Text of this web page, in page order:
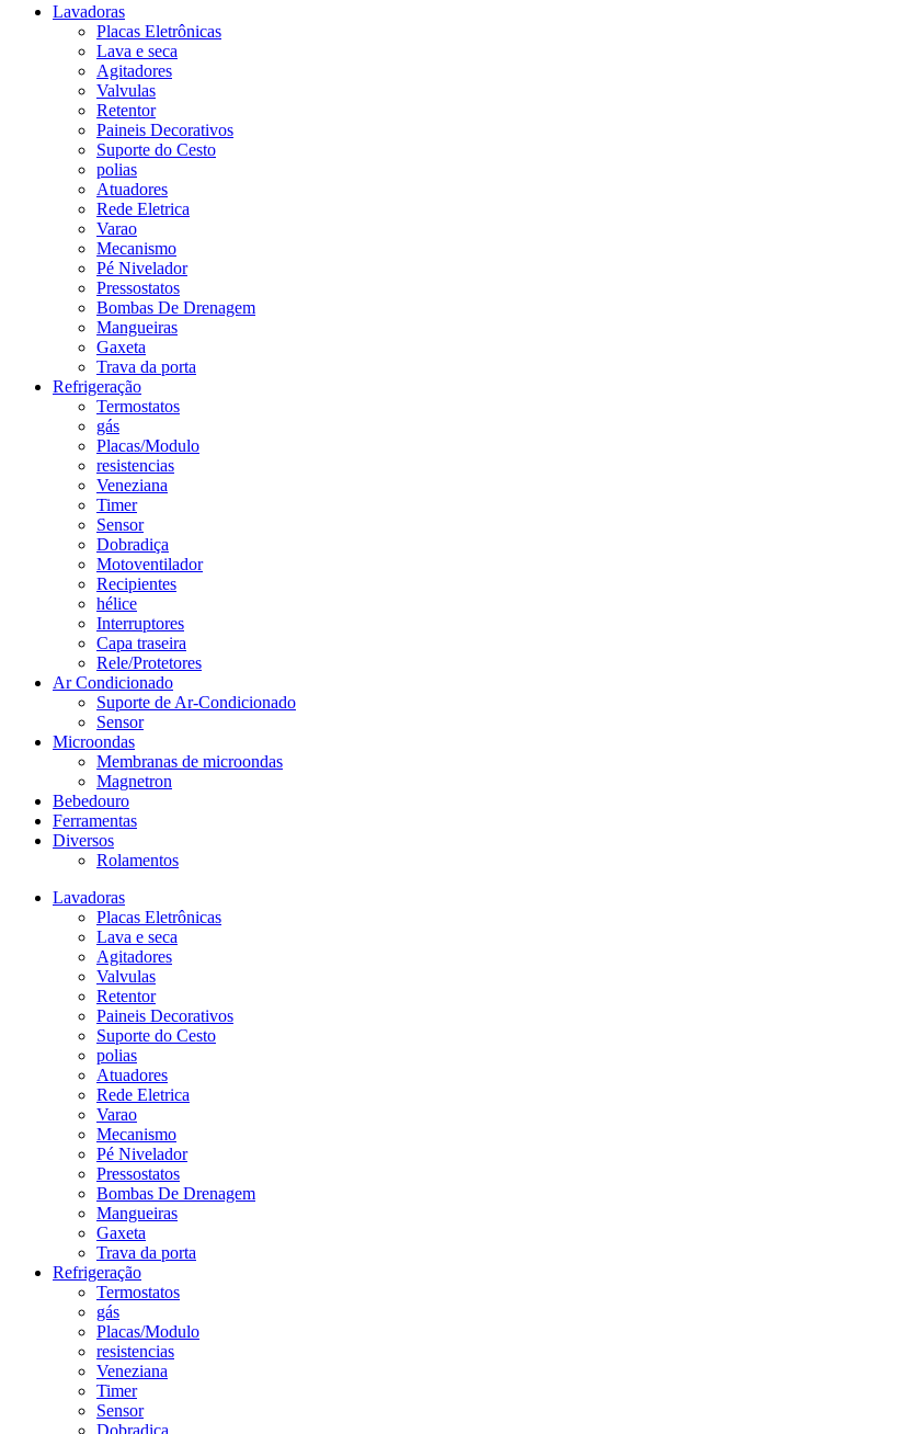
Lavadoras
Placas Eletrônicas
Lava e seca
Agitadores
Valvulas
Retentor
Paineis Decorativos
Suporte do Cesto
polias
Atuadores
Rede Eletrica
Varao
Mecanismo
Pé Nivelador
Pressostatos
Bombas De Drenagem
Mangueiras
Gaxeta
Trava da porta
Refrigeração
Termostatos
gás
Placas/Modulo
resistencias
Veneziana
Timer
Sensor
Dobradiça
Motoventilador
Recipientes
hélice
Interruptores
Capa traseira
Rele/Protetores
Ar Condicionado
Suporte de Ar-Condicionado
Sensor
Microondas
Membranas de microondas
Magnetron
Bebedouro
Ferramentas
Diversos
Rolamentos
Lavadoras
Placas Eletrônicas
Lava e seca
Agitadores
Valvulas
Retentor
Paineis Decorativos
Suporte do Cesto
polias
Atuadores
Rede Eletrica
Varao
Mecanismo
Pé Nivelador
Pressostatos
Bombas De Drenagem
Mangueiras
Gaxeta
Trava da porta
Refrigeração
Termostatos
gás
Placas/Modulo
resistencias
Veneziana
Timer
Sensor
Dobradiça